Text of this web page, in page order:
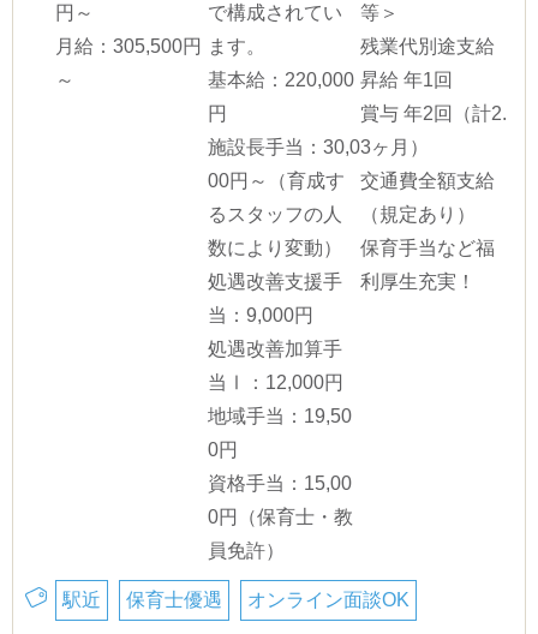
円～
月給：305,500円
～
で構成されてい
ます。
基本給：220,000
円
施設長手当：30,0
00円～（育成す
るスタッフの人
数により変動）
処遇改善支援手
当：9,000円
処遇改善加算手
当Ⅰ：12,000円
地域手当：19,50
0円
資格手当：15,00
0円（保育士・教
員免許）
等＞
残業代別途支給
昇給 年1回
賞与 年2回（計2.
3ヶ月）
交通費全額支給
（規定あり）
保育手当など福
利厚生充実！
駅近 保育士優遇 オンライン面談OK